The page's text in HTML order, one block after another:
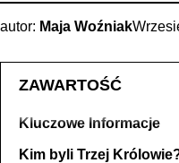
autor: Maja Woźniak
ZAWARTOŚĆ
Kluczowe Informacje
Kim byli Trzej